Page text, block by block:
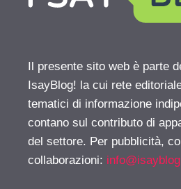
Il presente sito web è parte
IsayBlog! la cui rete
tematici di informazione
contano sul contributo di
del settore. Per pubblicità,
collaborazioni: